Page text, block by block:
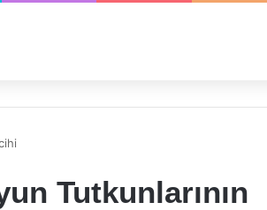
Tutkunlarının